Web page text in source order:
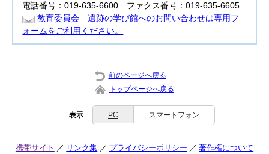
電話番号：019-635-6600 ファクス番号：019-635-6605
教育委員会 遺跡の学び館へのお問い合わせは専用フ
ォームをご利用ください。
前のページへ戻る
トップページへ戻る
表示 PC スマートフォン
携帯サイト リンク集 プライバシーポリシー 著作権について